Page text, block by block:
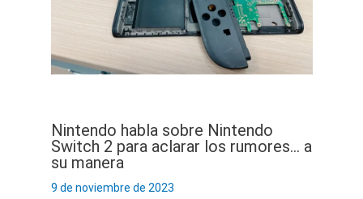
Nintendo habla sobre Nintendo
Switch 2 para aclarar los rumores… a
su manera
9 de noviembre de 2023